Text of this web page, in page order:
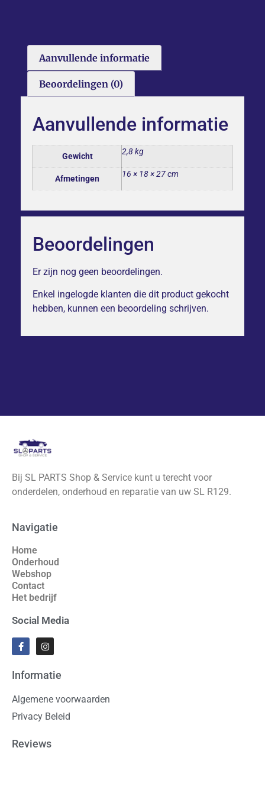
Aanvullende informatie
Beoordelingen (0)
Aanvullende informatie
Gewicht 2,8 kg
Afmetingen 16 × 18 × 27 cm
Beoordelingen
Er zijn nog geen beoordelingen.
Enkel ingelogde klanten die dit product gekocht
hebben, kunnen een beoordeling schrijven.
Bij SL PARTS Shop & Service kunt u terecht voor
onderdelen, onderhoud en reparatie van uw SL R129.
Navigatie
Home
Onderhoud
Webshop
Contact
Het bedrijf
Social Media
Informatie
Algemene voorwaarden
Privacy Beleid
Reviews